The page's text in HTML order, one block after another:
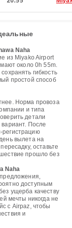
Naha
из Miyako Airport
около 0h 55m.
гибкость
простой способ
Норма провоза
и типа
детали
После
вылета на
оставьте
прошло без
Naha
доступным
ущерба качеству
мечты никогда не
с Airpaz, чтобы
и